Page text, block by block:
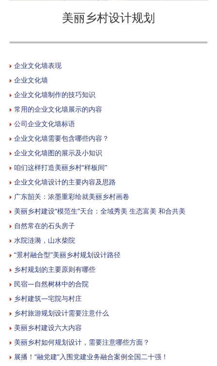
美丽乡村设计规划
企业文化墙表现
企业文化墙
企业文化墙制作的技巧知识
常用的企业文化墙展示的内容
公司企业文化墙标语
企业文化墙需要包含哪些内容？
企业文化墙图的展示及小知识
咱们这样打造美丽乡村“样板间”
企业文化墙设计的主要内容及思路
广东韶关：浓墨重彩绘就美丽乡村画卷
美丽乡村建设“模范生”天台：全域秀美 生态富美 和合共美
自然常在的石头房子
水院涟漪，山水柴院
“景村融合型”美丽乡村规划设计路径
乡村规划的主要原则有哪些
民宿—自然树林中的合院
乡村建筑—宅院与村庄
乡村旅游规划设计需要注意什么
美丽乡村建设六大内容
美丽乡村如何规划设计，需要注意哪些方面？
展播！“融党建”入围党建业务融合案例全国二十强！